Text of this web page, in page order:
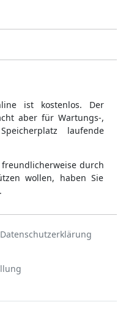
ist kostenlos. Der
aber für Wartungs-,
laufende
durch
wollen, haben Sie
Datenschutzerklärung